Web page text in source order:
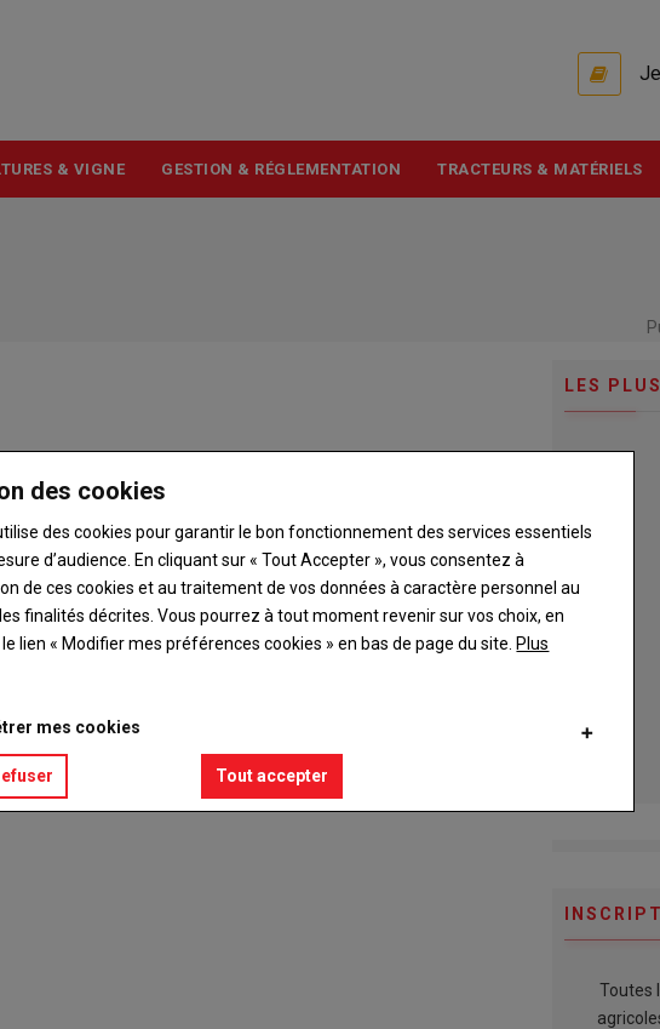
& VIGNE GESTION & RÉGLEMENTATION TRACTEURS & MATÉRIELS
LES
Toutes
des cookies
des cookies pour garantir le bon fonctionnement des services essentiels
d’audience. En cliquant sur « Tout Accepter », vous consentez à
de ces cookies et au traitement de vos données à caractère personnel au
finalités décrites. Vous pourrez à tout moment revenir sur vos choix, en
lien « Modifier mes préférences cookies » en bas de page du site.Plus
mes cookies
Tout accepter